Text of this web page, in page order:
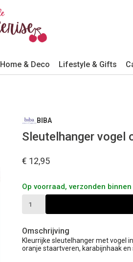
Home & Deco Lifestyle & Gifts
BIBA
Sleutelhanger vogel
€ 12,95
Op voorraad, verzonden
Omschrijving
Kleurrijke sleutelhanger met vogel
oranje staartveren, karabijnhaak en